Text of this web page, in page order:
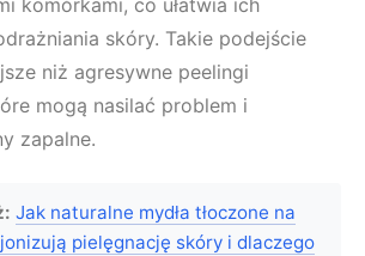
skóry. Takie podejście
niż agresywne peelingi
mogą nasilać problem i
zapalne.
Jak naturalne mydła tłoczone na
pielęgnację skóry i dlaczego